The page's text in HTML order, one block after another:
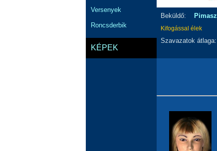
Versenyek
Roncsderbik
KÉPEK
Beküldő: Pimasz
Kifogással élek
Szavazatok átlaga: